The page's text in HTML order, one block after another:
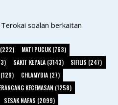
Terokai soalan berkaitan
MATI PUCUK (763)
SAKIT KEPALA (3143)
SIFILIS (247)
(129)
CHLAMYDIA (27)
KECEMASAN (1258)
SESAK NAFAS (2099)